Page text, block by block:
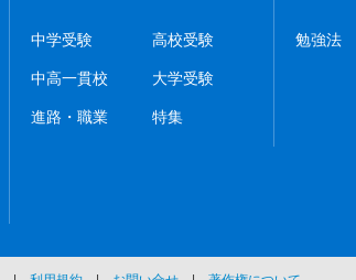
中学受験 高校受験
中高一貫校 大学受験
進路・職業 特集
勉強法